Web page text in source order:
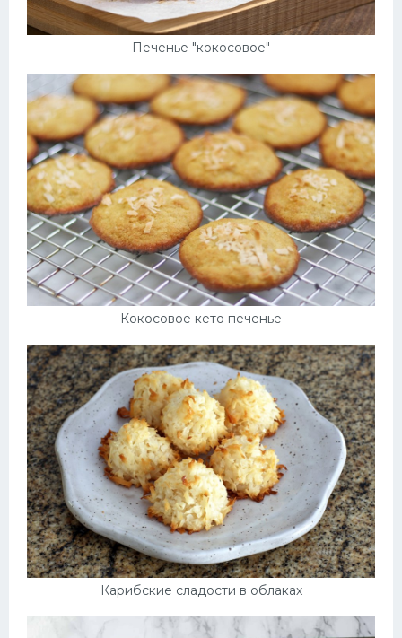
Печенье "кокосовое"
Кокосовое кето печенье
Карибские сладости в облаках